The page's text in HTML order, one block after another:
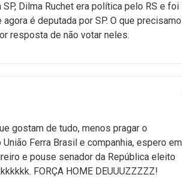
Dilma Ruchet era política pelo RS e foi
é deputada por SP. O que
resposta de não votar neles.
gostam de tudo, menos pragar o
Ferra Brasil e companhia, espero em
e pouse senador da República eleito
FORÇA HOME DEUUUZZZZZ!